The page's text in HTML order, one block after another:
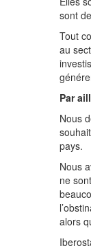
sont
Tout
au
Par
Nous
pays.
Nous
ne
alors